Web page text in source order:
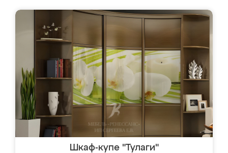
Шкаф-купе "Тулаги"